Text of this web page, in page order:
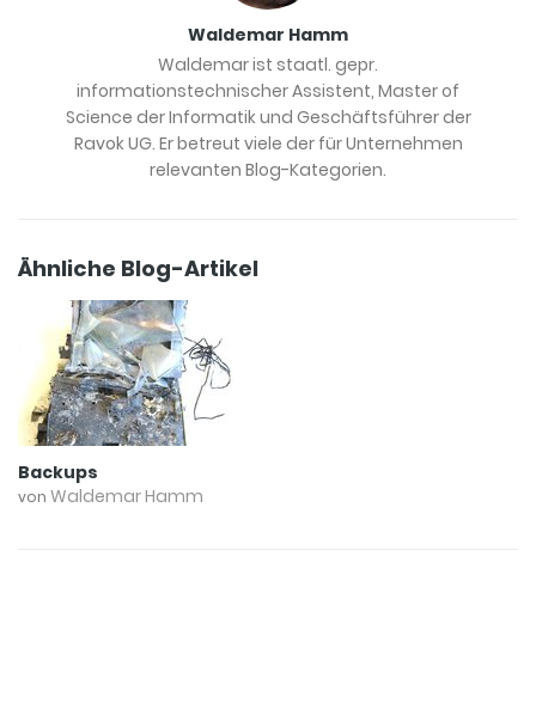
Waldemar Hamm
Waldemar ist staatl. gepr.
informationstechnischer Assistent, Master of
Science der Informatik und Geschäftsführer der
Ravok UG. Er betreut viele der für Unternehmen
relevanten Blog-Kategorien.
Ähnliche Blog-Artikel
Backups
von Waldemar Hamm